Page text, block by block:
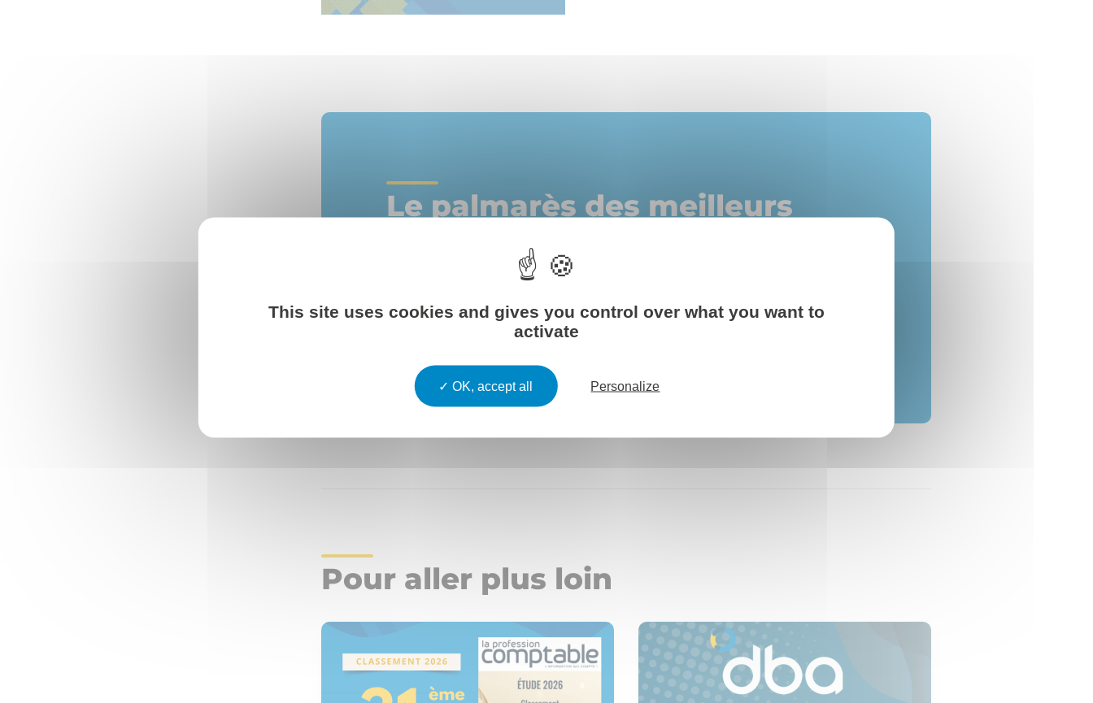
Le palmarès des meilleurs
cabinets d’expertise
comptable 2025 - Le Point
Pour aller plus loin
This site uses cookies and gives you control over what you want to
activate
OK, accept all Personalize